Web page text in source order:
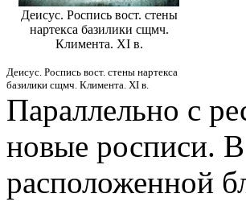
Деисус. Роспись вост. стены
нартекса базилики сщмч.
Климента. XI в.
Деисус. Роспись вост. стены нартекса
базилики сщмч. Климента. XI в.
Параллельно с
новые росписи.
расположенной